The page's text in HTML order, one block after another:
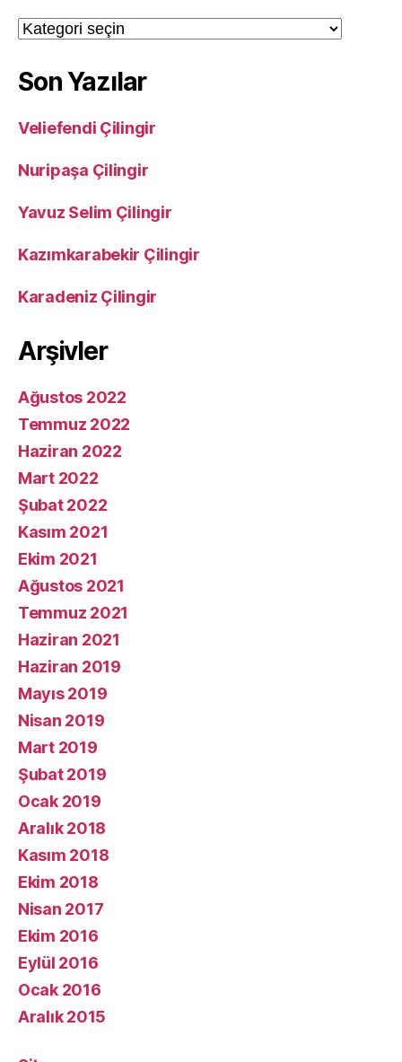
Kategoriler
Son Yazılar
Veliefendi Çilingir
Nuripaşa Çilingir
Yavuz Selim Çilingir
Kazımkarabekir Çilingir
Karadeniz Çilingir
Arşivler
Ağustos 2022
Temmuz 2022
Haziran 2022
Mart 2022
Şubat 2022
Kasım 2021
Ekim 2021
Ağustos 2021
Temmuz 2021
Haziran 2021
Haziran 2019
Mayıs 2019
Nisan 2019
Mart 2019
Şubat 2019
Ocak 2019
Aralık 2018
Kasım 2018
Ekim 2018
Nisan 2017
Ekim 2016
Eylül 2016
Ocak 2016
Aralık 2015